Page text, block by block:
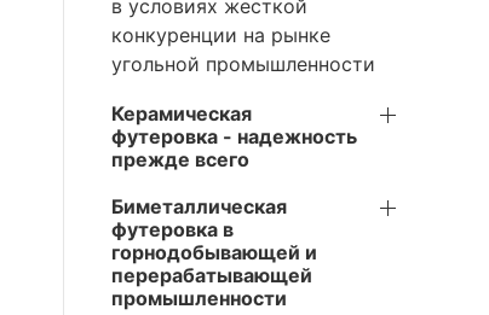
в условиях жесткой
конкуренции на рынке
угольной промышленности
Керамическая
футеровка - надежность
прежде всего
Биметаллическая
футеровка в
горнодобывающей и
перерабатывающей
промышленности